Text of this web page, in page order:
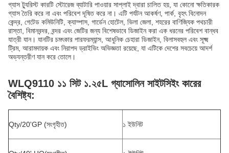
গ্যাস ট্যুরিস্ট কারটি স্টোরেজ ব্যাটারি পাওয়ার সাপ্লাই দ্বারা চালিত হয়, যা কোনো ক্ষতিকারক
গ্যাস তৈরি করে না এবং পরিবেশ দূষিত করে না। এটি পর্যটন আকর্ষণ, পার্ক, বৃহৎ বিনোদন
কেন্দ্র, গেটেড কমিউনিটি, ক্যাম্পাস, গার্ডেন হোটেল, ভিলা জেলা, শহরের বাণিজ্যিক পথচারী
রাস্তা, বিমানবন্দর, বন্দর এবং জেটির জন্য বিশেষভাবে ডিজাইন করা এক ধরনের পরিবেশ বান্ধব
যাত্রী যান। যানটির চমৎকার পারফরম্যান্স, আধুনিক চেহারা ডিজাইন, বিলাসবহুল এবং সূক্ষ্ম
ট্রিম, আরামদায়ক এবং নিরাপদ ড্রাইভিং অভিজ্ঞতা রয়েছে, যা এটিকে দেশের সবচেয়ে আদর্শ
অভ্যন্তরীণ যান করে তোলে।
WLQ9110 ১১ সিট ১.২৫L গ্যাসোলিন সাইটসিইং কারের
বৈশিষ্ট্য:
Qty/20'GP (সংগৃহীত) ১ ইউনিট